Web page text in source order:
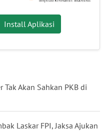
Install Aplikasi
Tak Akan Sahkan PKB di
Laskar FPI, Jaksa Ajukan